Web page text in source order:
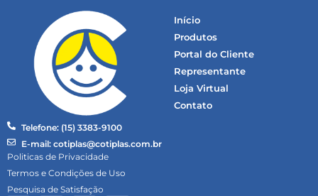
Início
Produtos
Portal do Cliente
Representante
Loja Virtual
Contato
Telefone: (15) 3383-9100
E-mail: cotiplas@cotiplas.com.br
Politicas de Privacidade
Termos e Condições de Uso
Pesquisa de Satisfação